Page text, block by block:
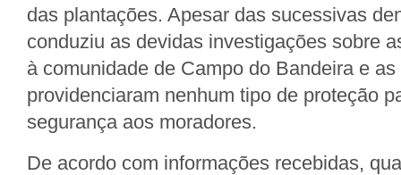
das plantações. Apesar das sucessivas
conduziu as devidas investigações sobre
à comunidade de Campo do Bandeira e
providenciaram nenhum tipo de proteção
segurança aos moradores.
De acordo com informações recebidas,